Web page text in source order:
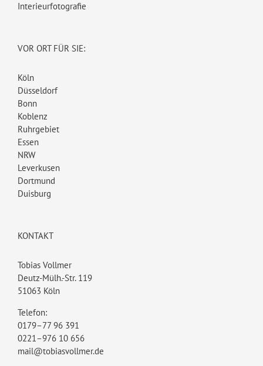
Interieurfotografie
VOR ORT FÜR SIE:
Köln
Düsseldorf
Bonn
Koblenz
Ruhrgebiet
Essen
NRW
Leverkusen
Dortmund
Duisburg
KONTAKT
Tobias Vollmer
Deutz-Mülh.-Str. 119
51063 Köln
Telefon:
0179–77 96 391
0221–976 10 656
mail@tobiasvollmer.de